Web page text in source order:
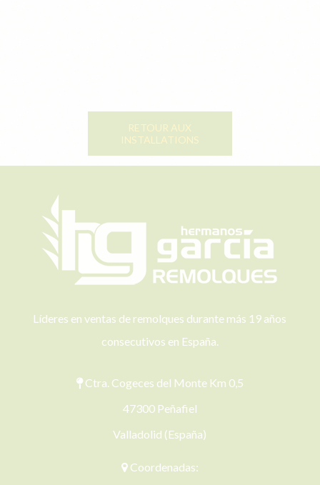
RETOUR AUX
INSTALLATIONS
Líderes en ventas de remolques durante más 19 años
consecutivos en España.
Ctra. Cogeces del Monte Km 0,5
47300 Peñafiel
Valladolid (España)
Coordenadas: